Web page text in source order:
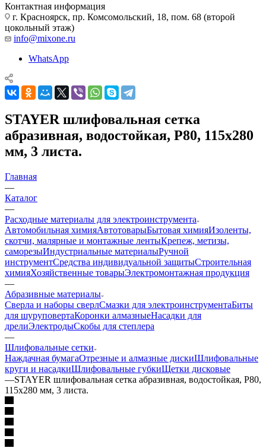
Контактная информация
г. Красноярск, пр. Комсомольский, 18, пом. 68 (второй
цокольный этаж)
info@mixone.ru
WhatsApp
STAYER шлифовальная сетка
абразивная, водостойкая, P80, 115х280
мм, 3 листа.
Главная
—
Каталог
—
Расходные материалы для электроинструмента
Автомобильная химияАвтотоварыБытовая химияИзоленты,
скотчи, малярные и монтажные лентыКрепеж, метизы,
саморезыИндустриальные материалыРучной
инструментСредства индивидуальной защитыСтроительная
химияХозяйственные товарыЭлектромонтажная продукция
—
Абразивные материалы
Сверла и наборы сверлСмазки для электроинструментаБиты
для шуруповертаКоронки алмазныеНасадки для
дрелиЭлектродыСкобы для степлера
—
Шлифовальные сетки
Наждачная бумагаОтрезные и алмазные дискиШлифовальные
круги и насадкиШлифовальные губкиЩетки дисковые
—STAYER шлифовальная сетка абразивная, водостойкая, P80,
115х280 мм, 3 листа.